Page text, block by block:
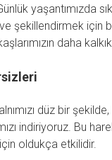
yaşantımızda
şekillendirmek için
daha
düz bir
indiriyoruz. Bu
oldukça etkilidir.